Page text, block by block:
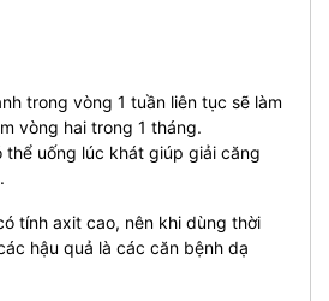
trong vòng 1 tuần liên tục sẽ làm
vòng hai trong 1 tháng.
thể uống lúc khát giúp giải căng
tính axit cao, nên khi dùng thời
hậu quả là các căn bệnh dạ